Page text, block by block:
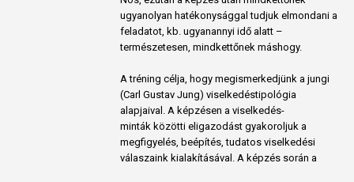
ugyanolyan hatékonysággal tudjuk elmondani a
feladatot, kb. ugyanannyi idő alatt –
természetesen, mindkettőnek máshogy.
A tréning célja, hogy megismerkedjünk a jungi
(Carl Gustav Jung) viselkedéstipológia
alapjaival. A képzésen a viselkedés-
minták közötti eligazodást gyakoroljuk a
megfigyelés, beépítés, tudatos viselkedési
válaszaink kialakításával. A képzés során a